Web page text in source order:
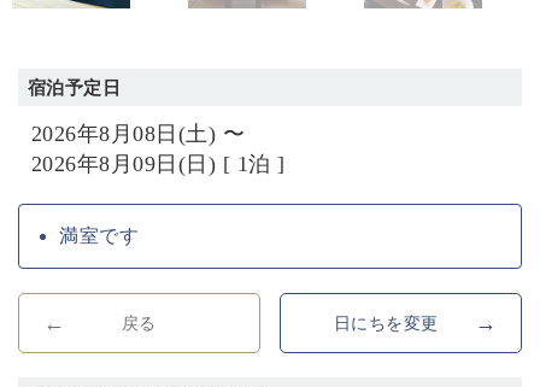
宿泊予定日
2026年8月08日(土) 〜
2026年8月09日(日) [ 1泊 ]
満室です
戻る 日にちを変更